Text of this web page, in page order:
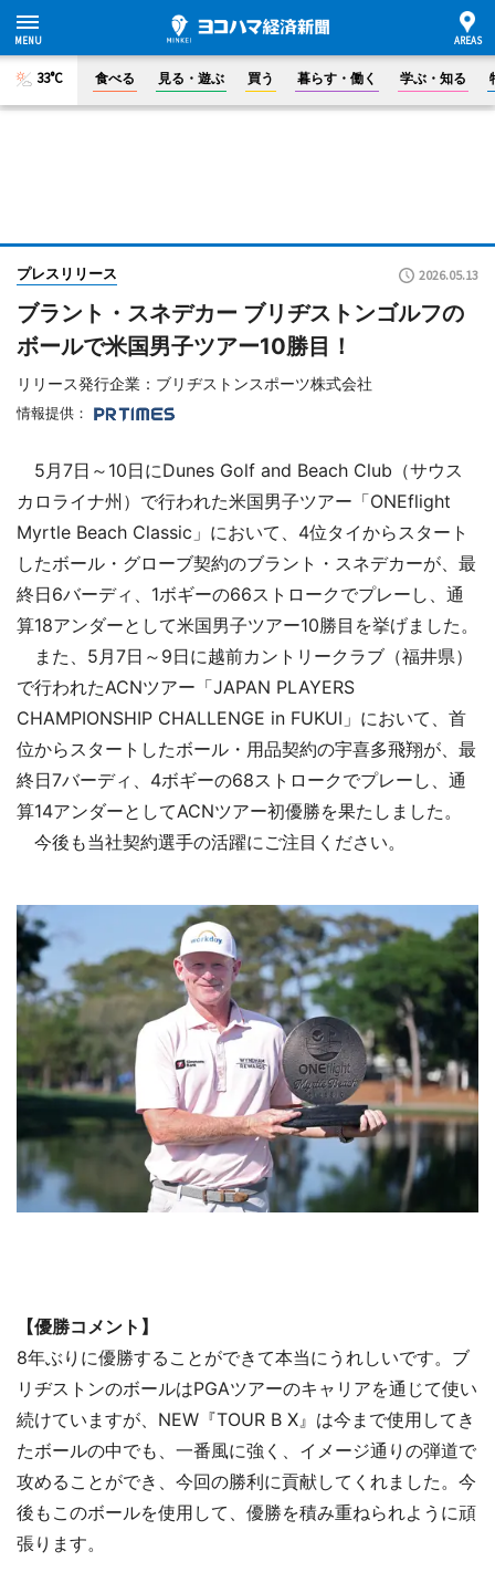
33°C 食べる 見る・遊ぶ 買う 暮らす・働く 学ぶ・知る
プレスリリース 2026.05.13
ブラント・スネデカー ブリヂストンゴルフの
ボールで米国男子ツアー10勝目！
リリース発行企業：ブリヂストンスポーツ株式会社
情報提供：
5月7日～10日にDunes Golf and Beach Club（サウス
カロライナ州）で行われた米国男子ツアー「ONEflight
Myrtle Beach Classic」において、4位タイからスタート
したボール・グローブ契約のブラント・スネデカーが、最
終日6バーディ、1ボギーの66ストロークでプレーし、通
算18アンダーとして米国男子ツアー10勝目を挙げました。
また、5月7日～9日に越前カントリークラブ（福井県）
で行われたACNツアー「JAPAN PLAYERS
CHAMPIONSHIP CHALLENGE in FUKUI」において、首
位からスタートしたボール・用品契約の宇喜多飛翔が、最
終日7バーディ、4ボギーの68ストロークでプレーし、通
算14アンダーとしてACNツアー初優勝を果たしました。
今後も当社契約選手の活躍にご注目ください。
【優勝コメント】
8年ぶりに優勝することができて本当にうれしいです。ブ
リヂストンのボールはPGAツアーのキャリアを通じて使い
続けていますが、NEW『TOUR B X』は今まで使用してき
たボールの中でも、一番風に強く、イメージ通りの弾道で
攻めることができ、今回の勝利に貢献してくれました。今
後もこのボールを使用して、優勝を積み重ねられように頑
張ります。